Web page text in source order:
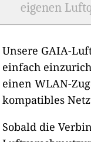
eigenen
Unsere GAIA-
einfach
einen WLAN-
kompatibles
Sobald die